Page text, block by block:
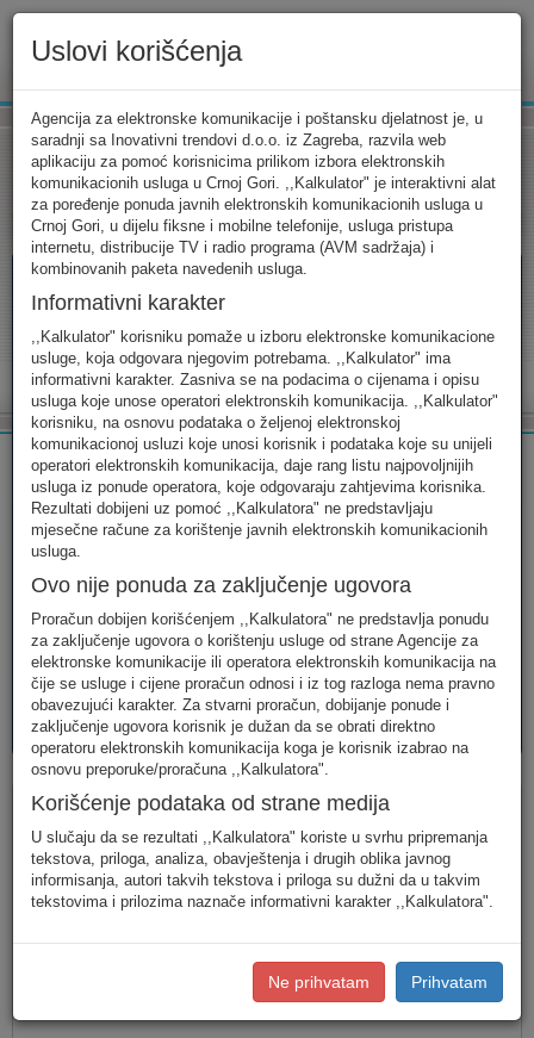
Tarifni kalkulator Uslovi korišćenja Kontakt
Tarifni kalkulator
Odaberite usluge koje koristite, popunite sva potrebna polja i
izaberite za sebe ono najbolje...
FIKSNA MOBILNA INTERNET
AVM
usluge
PAKETI
usluga
Fiksna telefonija
Jednostavan unos
(Za jednostavan unos raspodjela
korisnika u Crnoj Gori.)
(Za definisanje raspodjele saobraćaja prema
konkretnim destinacijama, koristite detaljan unos potrošnje.)
Uslovi korišćenja
Agencija za elektronske komunikacije i poštansku djelatnost je, u
saradnji sa Inovativni trendovi d.o.o. iz Zagreba, razvila web
aplikaciju za pomoć korisnicima prilikom izbora elektronskih
komunikacionih usluga u Crnoj Gori. ,,Kalkulator" je interaktivni alat
za poređenje ponuda javnih elektronskih komunikacionih usluga u
Crnoj Gori, u dijelu fiksne i mobilne telefonije, usluga pristupa
internetu, distribucije TV i radio programa (AVM sadržaja) i
kombinovanih paketa navedenih usluga.
Informativni karakter
,,Kalkulator" korisniku pomaže u izboru elektronske komunikacione
usluge, koja odgovara njegovim potrebama. ,,Kalkulator" ima
informativni karakter. Zasniva se na podacima o cijenama i opisu
usluga koje unose operatori elektronskih komunikacija. ,,Kalkulator"
korisniku, na osnovu podataka o željenoj elektronskoj
komunikacionoj usluzi koje unosi korisnik i podataka koje su unijeli
operatori elektronskih komunikacija, daje rang listu najpovoljnijih
usluga iz ponude operatora, koje odgovaraju zahtjevima korisnika.
Rezultati dobijeni uz pomoć ,,Kalkulatora" ne predstavljaju
mjesečne račune za korištenje javnih elektronskih komunikacionih
usluga.
Ovo nije ponuda za zaključenje ugovora
Proračun dobijen korišćenjem ,,Kalkulatora" ne predstavlja ponudu
za zaključenje ugovora o korištenju usluge od strane Agencije za
elektronske komunikacije ili operatora elektronskih komunikacija na
čije se usluge i cijene proračun odnosi i iz tog razloga nema pravno
obavezujući karakter. Za stvarni proračun, dobijanje ponude i
zaključenje ugovora korisnik je dužan da se obrati direktno
operatoru elektronskih komunikacija koga je korisnik izabrao na
osnovu preporuke/proračuna ,,Kalkulatora".
Korišćenje podataka od strane medija
U slučaju da se rezultati ,,Kalkulatora" koriste u svrhu pripremanja
tekstova, priloga, analiza, obavještenja i drugih oblika javnog
informisanja, autori takvih tekstova i priloga su dužni da u takvim
tekstovima i prilozima naznače informativni karakter ,,Kalkulatora".
Ne prihvatam Prihvatam